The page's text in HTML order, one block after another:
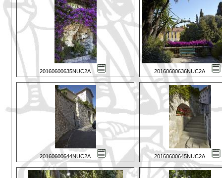
20160600635NUC2A 20160600636NUC2A
20160600644NUC2A 20160600645NUC2A